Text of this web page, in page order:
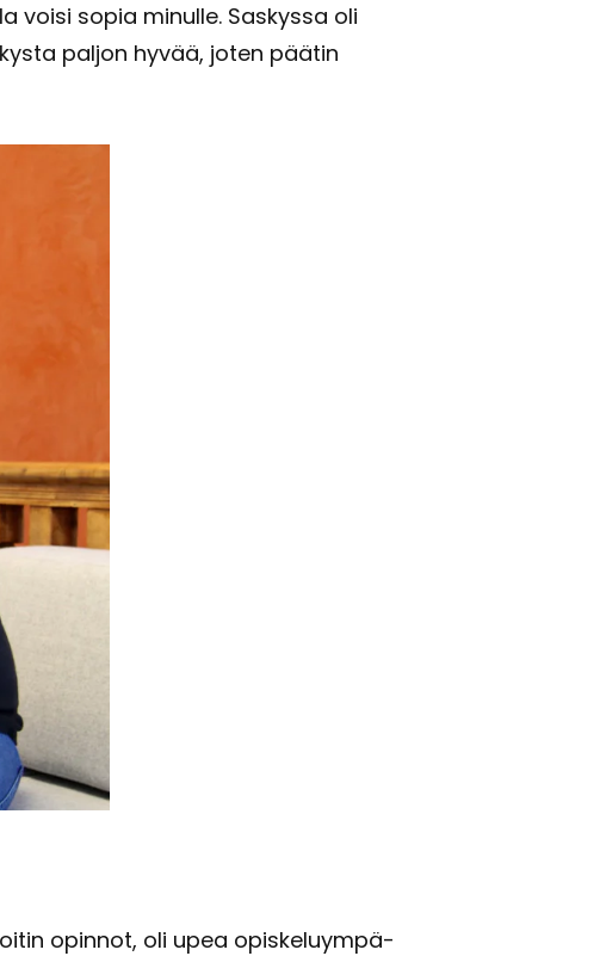
sopia mi­nul­le. Sas­kys­sa oli
pal­jon hyvää, joten pää­tin
opin­not, oli upea opis­ke­lu­ym­pä­